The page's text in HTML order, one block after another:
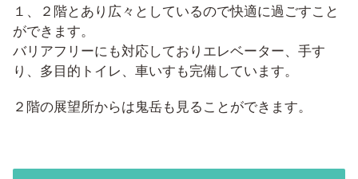
１、２階とあり広々としているので快適に過ごすこと
ができます。
バリアフリーにも対応しておりエレベーター、手す
り、多目的トイレ、車いすも完備しています。
２階の展望所からは鬼岳も見ることができます。